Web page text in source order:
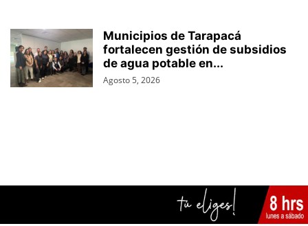
Municipios de Tarapacá
fortalecen gestión de subsidios
de agua potable en...
Agosto 5, 2026